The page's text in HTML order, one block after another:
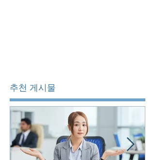
추천 게시물